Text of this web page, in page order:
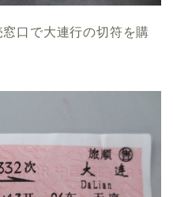
口で大連行の切符を購